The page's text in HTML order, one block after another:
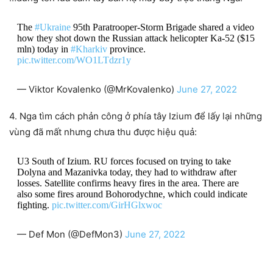
The #Ukraine95th Paratrooper-Storm Brigade shared a video
how they shot down the Russian attack helicopter Ka-52 ($15
mln) today in #Kharkivprovince.
pic.twitter.com/WO1LTdzr1y
— Viktor Kovalenko (@MrKovalenko) June 27, 2022
4. Nga tìm cách phản công ở phía tây Izium để lấy lại những
vùng đã mất nhưng chưa thu được hiệu quả:
U3 South of Izium. RU forces focused on trying to take
Dolyna and Mazanivka today, they had to withdraw after
losses. Satellite confirms heavy fires in the area. There are
also some fires around Bohorodychne, which could indicate
fighting. pic.twitter.com/GirHGlxwoc
— Def Mon (@DefMon3) June 27, 2022